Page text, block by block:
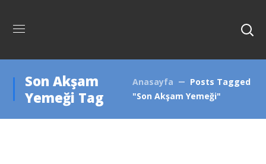
Son Akşam
Yemeği Tag
Anasayfa
Posts Tagged
"Son Akşam Yemeği"